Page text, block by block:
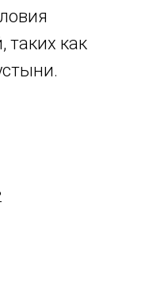
таких как